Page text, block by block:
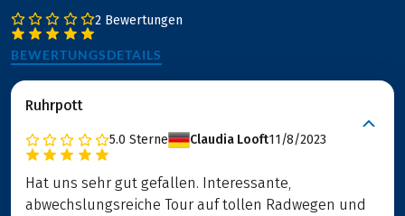
2 Bewertungen
BEWERTUNGSDETAILS
Ruhrpott
5.0 Sterne Claudia Looft11/8/2023
Hat uns sehr gut gefallen. Interessante,
abwechslungsreiche Tour auf tollen Radwegen und